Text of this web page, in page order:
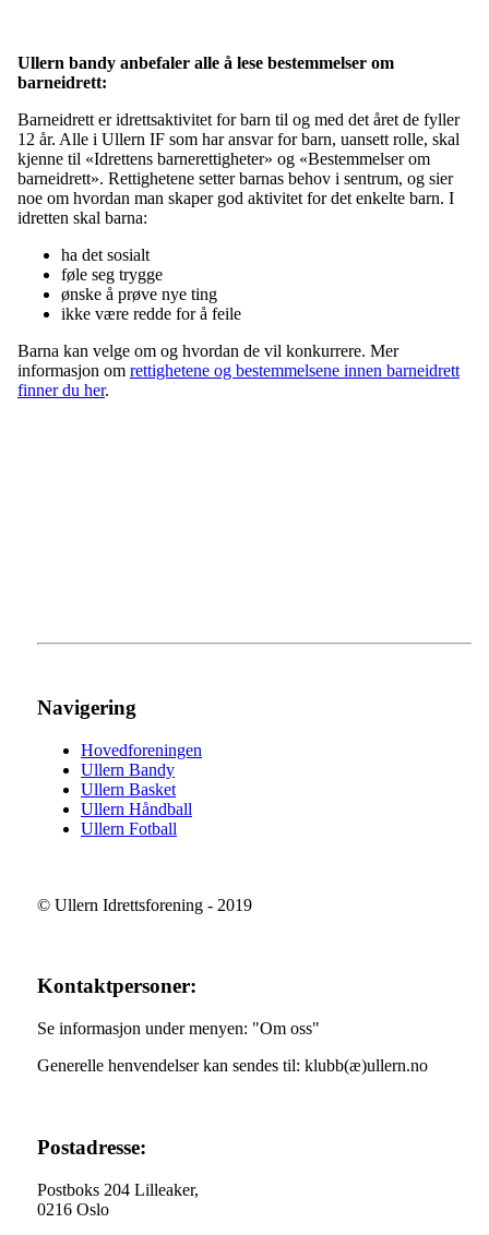
Ullern bandy anbefaler alle å lese bestemmelser om
barneidrett:
Barneidrett er idrettsaktivitet for barn til og med det året de fyller
12 år. Alle i Ullern IF som har ansvar for barn, uansett rolle, skal
kjenne til «Idrettens barnerettigheter» og «Bestemmelser om
barneidrett». Rettighetene setter barnas behov i sentrum, og sier
noe om hvordan man skaper god aktivitet for det enkelte barn. I
idretten skal barna:
ha det sosialt
føle seg trygge
ønske å prøve nye ting
ikke være redde for å feile
Barna kan velge om og hvordan de vil konkurrere. Mer
informasjon om rettighetene og bestemmelsene innen barneidrett
finner du her.
Navigering
Hovedforeningen
Ullern Bandy
Ullern Basket
Ullern Håndball
Ullern Fotball
© Ullern Idrettsforening - 2019
Kontaktpersoner:
Se informasjon under menyen: "Om oss"
Generelle henvendelser kan sendes til: klubb(æ)ullern.no
Postadresse:
Postboks 204 Lilleaker,
0216 Oslo